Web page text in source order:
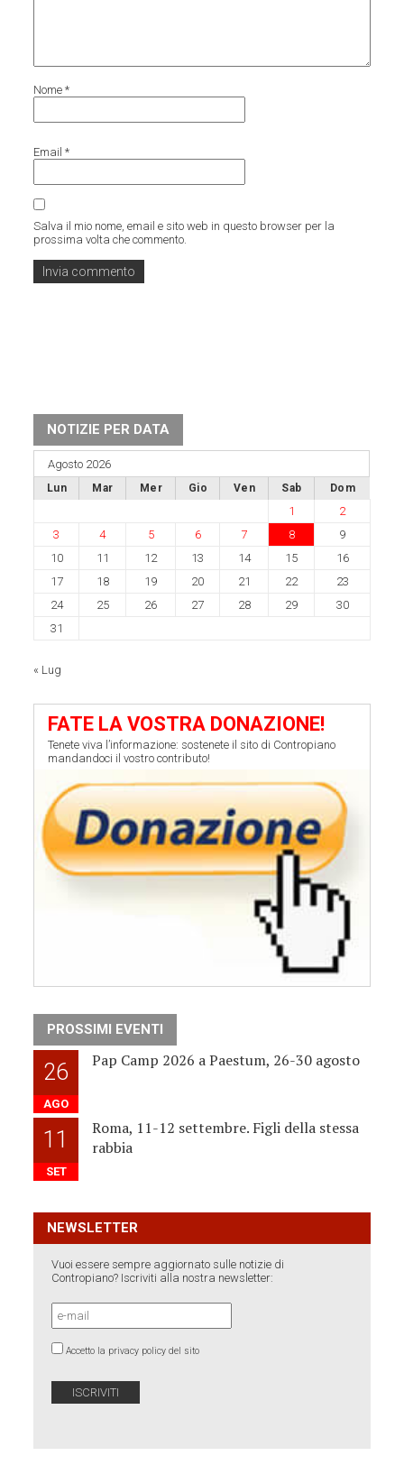
Nome*
Email*
Salva il mio nome, email e sito web in questo browser per la
prossima volta che commento.
NOTIZIE PER DATA
Agosto 2026
Lun Mar Mer Gio Ven Sab Dom
1
2
3
4 5 6 7 8
9
10
11 12 13 14 15
16
17
18 19 20 21 22
23
24
25 26 27 28 29
30
31
« Lug
FATE LA VOSTRA DONAZIONE!
Tenete viva l’informazione: sostenete il sito di Contropiano
mandandoci il vostro contributo!
PROSSIMI EVENTI
26
AGO
Pap Camp 2026 a Paestum, 26-30 agosto
11
SET
Roma, 11-12 settembre. Figli della stessa
rabbia
NEWSLETTER
Vuoi essere sempre aggiornato sulle notizie di
Contropiano? Iscriviti alla nostra newsletter:
Accetto la privacy policy del sito